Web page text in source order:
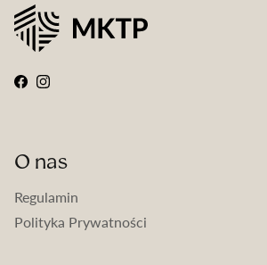
Facebook
Instagram
O nas
Regulamin
Polityka Prywatności